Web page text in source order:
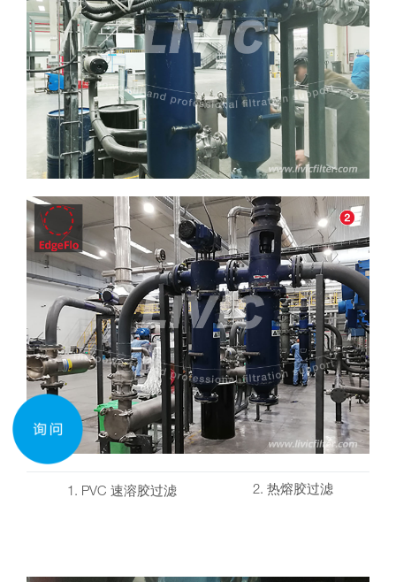
1. PVC 速溶胶过滤 2. 热熔胶过滤